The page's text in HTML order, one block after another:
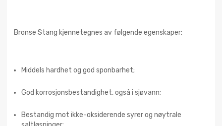
Bronse Stang kjennetegnes av følgende egenskaper:
Middels hardhet og god sponbarhet;
God korrosjonsbestandighet, også i sjøvann;
Bestandig mot ikke-oksiderende syrer og nøytrale